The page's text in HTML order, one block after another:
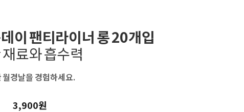
이 팬티라이너 롱 20개입
료와 흡수력
월경날을 경험하세요.
3,900원